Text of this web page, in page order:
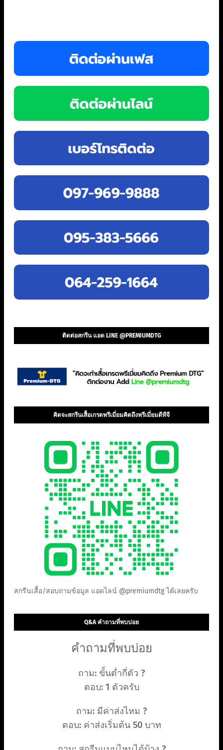
ติดต่อสกรีน แอด LINE @PREMIUMDTG
คิดจะสกรีนเสื้อเกรดพรีเมี่ยมคิดถึงพรีเมี่ยมดีทีจี
สกรีนเสื้อ/สอบถามข้อมูล แอดไลน์ @premiumdtg ได้เลยครับ
Q&A คำถามที่พบบ่อย
คำถามที่พบบ่อย
ถาม: ขั้นต่ำกี่ตัว ?
ตอบ: 1 ตัวครับ
ถาม: มีค่าส่งไหม ?
ตอบ: ค่าส่งเริ่มต้น 50 บาท